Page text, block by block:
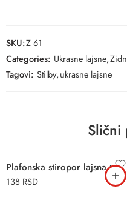
SKU:Z 61
Categories: Ukrasne lajsne,
Tagovi: Stilby,ukrasne lajsne
Slični
Plafonska stiropor lajsna C
138 RSD